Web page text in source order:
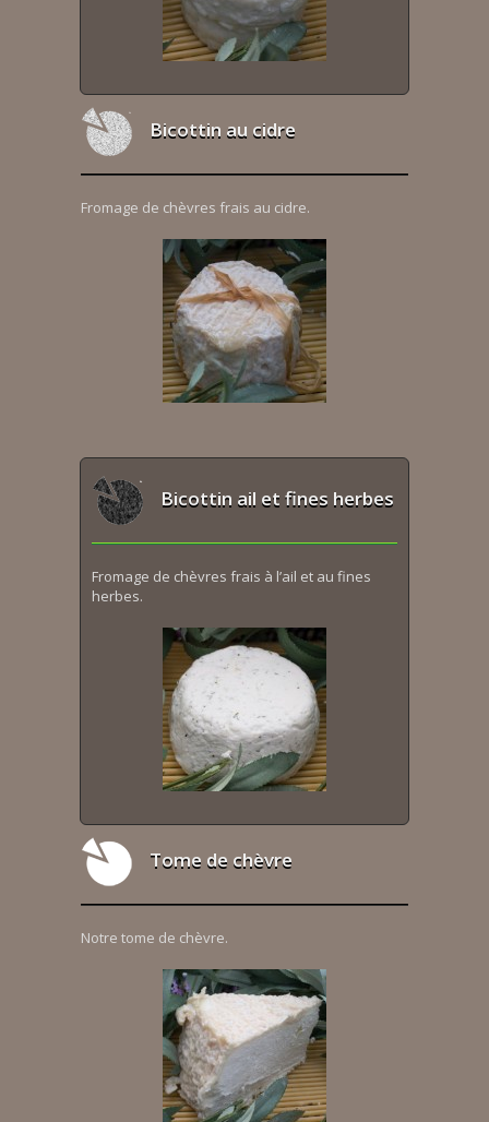
Bicottin au cidre
Fromage de chèvres frais au cidre.
Bicottin ail et fines herbes
Fromage de chèvres frais à l’ail et au fines
herbes.
Tome de chèvre
Notre tome de chèvre.